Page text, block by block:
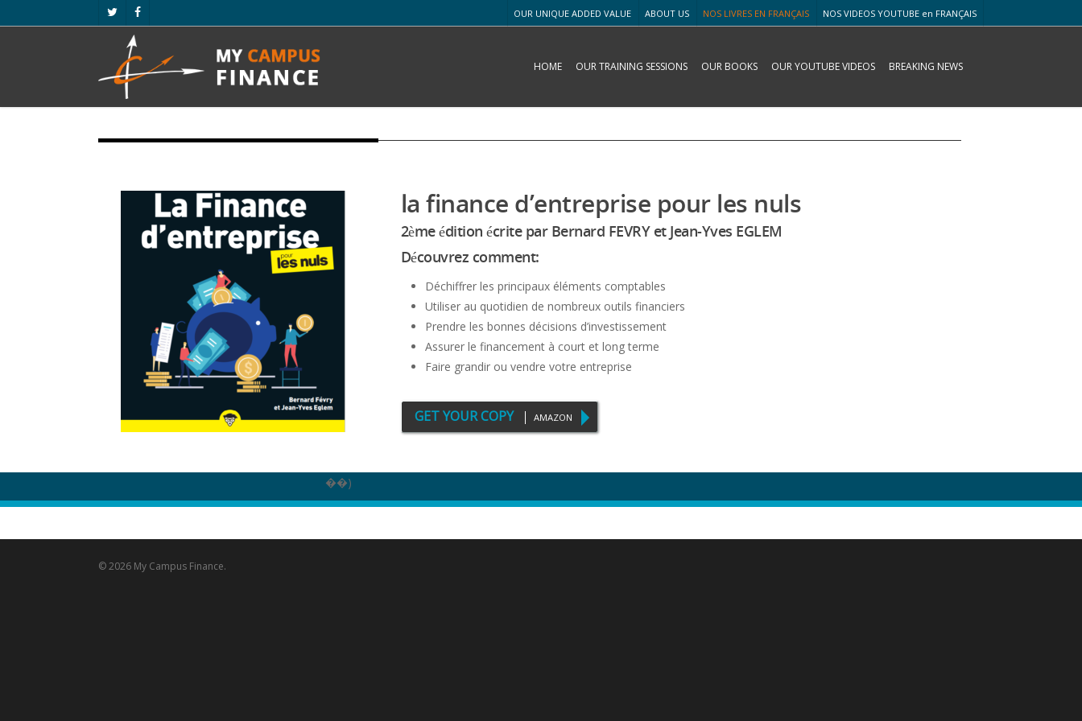
OUR UNIQUE ADDED VALUE ABOUT US NOS LIVRES EN FRANÇAIS NOS VIDEOS YOUTUBE en FRANÇAIS
HOME OUR TRAINING SESSIONS OUR BOOKS OUR YOUTUBE VIDEOS BREAKING NEWS
la finance d’entreprise pour les nuls
2ème édition écrite par Bernard FEVRY et Jean-Yves EGLEM
Découvrez comment:
Déchiffrer les principaux éléments comptables
Utiliser au quotidien de nombreux outils financiers
Prendre les bonnes décisions d’investissement
Assurer le financement à court et long terme
Faire grandir ou vendre votre entreprise
GET YOUR COPY AMAZON
��)
© 2026 My Campus Finance.